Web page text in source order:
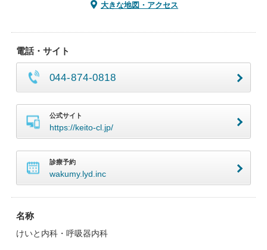
大きな地図・アクセス
電話・サイト
044-874-0818
公式サイト
https://keito-cl.jp/
診療予約
wakumy.lyd.inc
名称
けいと内科・呼吸器内科